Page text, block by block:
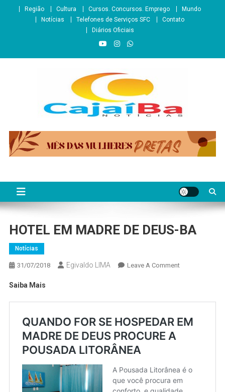
Região Cultura Cursos. Concursos. Emprego
Mundo
Notícias
Telefones de Serviços SFC
Contato
Diários Oficiais
CajaíbaNotícias
HOTEL EM MADRE DE DEUS-BA
Notícias
31/07/2018 Egivaldo LIMA Leave A CommentOn
DEUS-
Saiba Mais